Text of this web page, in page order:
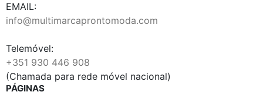
EMAIL:
info@multimarcaprontomoda.com
Telemóvel:
+351 930 446 908
(Chamada para rede móvel nacional)
PÁGINAS